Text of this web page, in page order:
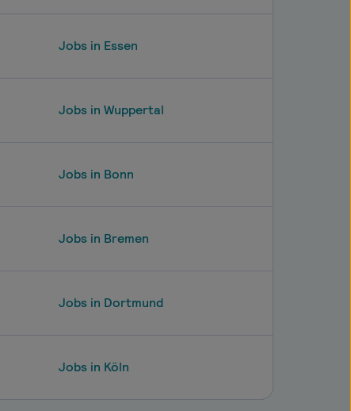
Jobs in Essen
Jobs in Wuppertal
Jobs in Bonn
Jobs in Bremen
Jobs in Dortmund
Jobs in Köln